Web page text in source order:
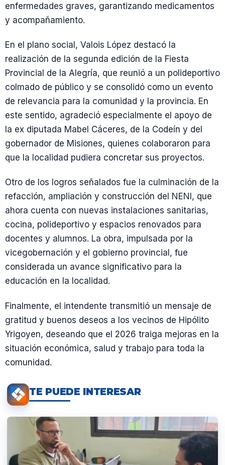
enfermedades graves, garantizando medicamentos
y acompañamiento.
En el plano social, Valois López destacó la
realización de la segunda edición de la Fiesta
Provincial de la Alegría, que reunió a un polideportivo
colmado de público y se consolidó como un evento
de relevancia para la comunidad y la provincia. En
este sentido, agradeció especialmente el apoyo de
la ex diputada Mabel Cáceres, de la Codeín y del
gobernador de Misiones, quienes colaboraron para
que la localidad pudiera concretar sus proyectos.
Otro de los logros señalados fue la culminación de la
refacción, ampliación y construcción del NENI, que
ahora cuenta con nuevas instalaciones sanitarias,
cocina, polideportivo y espacios renovados para
docentes y alumnos. La obra, impulsada por la
vicegobernación y el gobierno provincial, fue
considerada un avance significativo para la
educación en la localidad.
Finalmente, el intendente transmitió un mensaje de
gratitud y buenos deseos a los vecinos de Hipólito
Yrigoyen, deseando que el 2026 traiga mejoras en la
situación económica, salud y trabajo para toda la
comunidad.
TE PUEDE INTERESAR